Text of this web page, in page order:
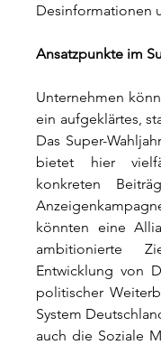
Desinformationen
Ansatzpunkte im
Unternehmen
ein aufgeklärtes,
Das Super-
bietet hier
konkreten
könnten eine
ambitionierte
Entwicklung von
politischer
System
auch die Soziale